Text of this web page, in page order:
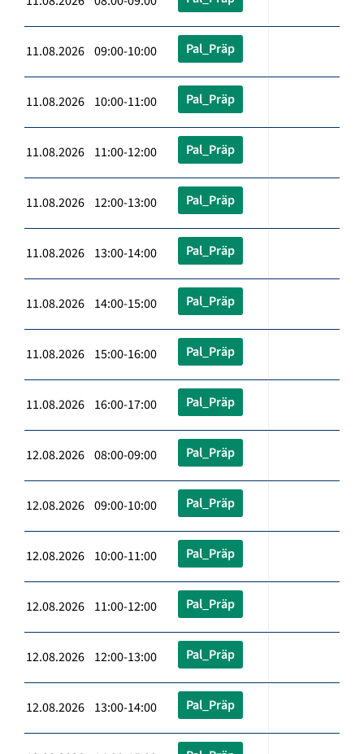
11.08.2026 09:00-10:00 Pal_Präp
11.08.2026 10:00-11:00 Pal_Präp
11.08.2026 11:00-12:00 Pal_Präp
11.08.2026 12:00-13:00 Pal_Präp
11.08.2026 13:00-14:00 Pal_Präp
11.08.2026 14:00-15:00 Pal_Präp
11.08.2026 15:00-16:00 Pal_Präp
11.08.2026 16:00-17:00 Pal_Präp
12.08.2026 08:00-09:00 Pal_Präp
12.08.2026 09:00-10:00 Pal_Präp
12.08.2026 10:00-11:00 Pal_Präp
12.08.2026 11:00-12:00 Pal_Präp
12.08.2026 12:00-13:00 Pal_Präp
12.08.2026 13:00-14:00 Pal_Präp